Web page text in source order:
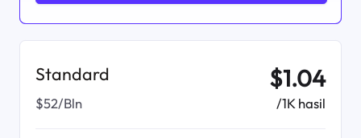
Standard
$52/Bln
$1.04
/1K hasil